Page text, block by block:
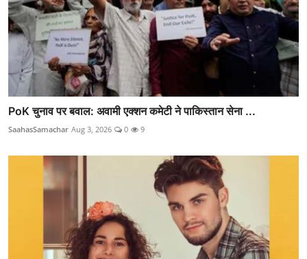
PoK चुनाव पर बवाल: अवामी एक्शन कमेटी ने पाकिस्तान सेना ...
SaahasSamachar Aug 3, 2026 0 9